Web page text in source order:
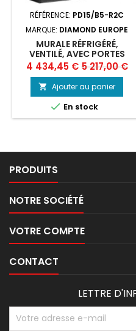
RÉFÉRENCE: PD15/B5-R2C
MARQUE: DIAMOND EUROPE
MURALE RÉFRIGÉRÉ,
VENTILÉ, AVEC PORTES
COULISSANTES EN VERRES -
NOIR
Prix
4 434,45 € Prix
de
base
5 217,00 €
 Ajouter au panier
 En stock
PRODUITS
NOTRE SOCIÉTÉ
VOTRE COMPTE
CONTACT
LETTRE